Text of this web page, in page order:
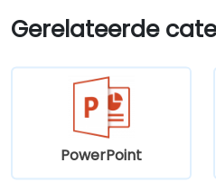
met
Het
De waarde
voor
Gerelateerde
PowerPoint